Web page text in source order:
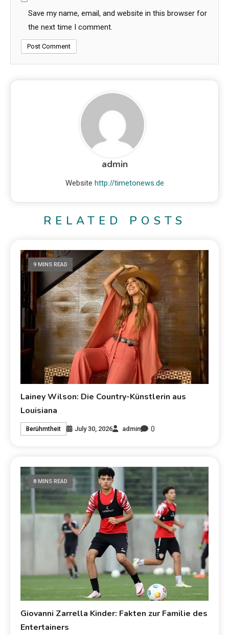
Save my name, email, and website in this browser for
the next time I comment.
admin
Website http://timetonews.de
RELATED POSTS
9 MINS READ
Lainey Wilson: Die Country-Künstlerin aus
Louisiana
Berühmtheit July 30, 2026 admin 0
8 MINS READ
Giovanni Zarrella Kinder: Fakten zur Familie des
Entertainers